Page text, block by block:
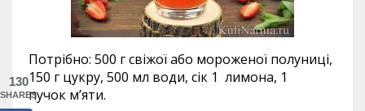
Потрібно: 500 г свіжої або мороженої полуниці,
150 г цукру, 500 мл води, сік 1 лимона, 1
пучок м’яти.
130
SHARES